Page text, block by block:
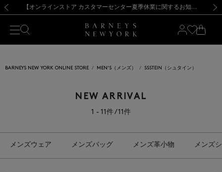
新規登録のお客様も対象！＜MY BARNEYS＞会員のお客様は11,000円（税込）以上のお買上げで常時送料無料！お買い物の際は会員登録を！
【夏季休業に伴う出荷一時停止のお知らせ】(2026.8.7) 【オンラインストア カスタマーセンター夏季休業に関するお知らせ】（2026.8.7）
【夏季休業に伴う返品・交換承り一時停止のお知らせ】（2026.8.5）
熊本県を中心とした地震の影響によるお荷物のお届けについて
【開催中】SUMMER SALEのご案内・ご注意事項 新規登録のお客様も対象！＜MY BARNEYS＞会員のお客様は11,000円（税込）以上のお買上げで常時送料無料！お買い物の際は会員登録を！
【夏季休業に伴う出荷一時停止のお知らせ】(2026.8.7)
BARNEYS NEW YORK ONLINE STORE MEN'S（メンズ） SSSTEIN（シュタイン）
NEW ARRIVAL
1 - 11件 / 11件
メンズウェア メンズバッグ メンズ革小物 メンズ